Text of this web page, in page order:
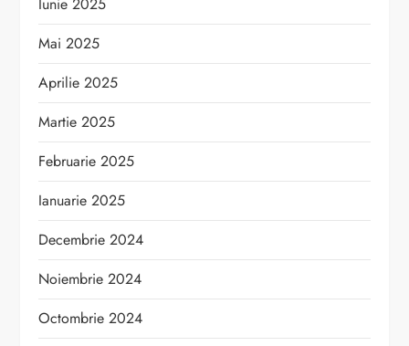
Iunie 2025
Mai 2025
Aprilie 2025
Martie 2025
Februarie 2025
Ianuarie 2025
Decembrie 2024
Noiembrie 2024
Octombrie 2024